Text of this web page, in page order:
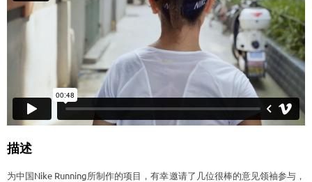
描述
为中国Nike Running所制作的项目，有幸邀请了几位很棒的意见领袖参与，